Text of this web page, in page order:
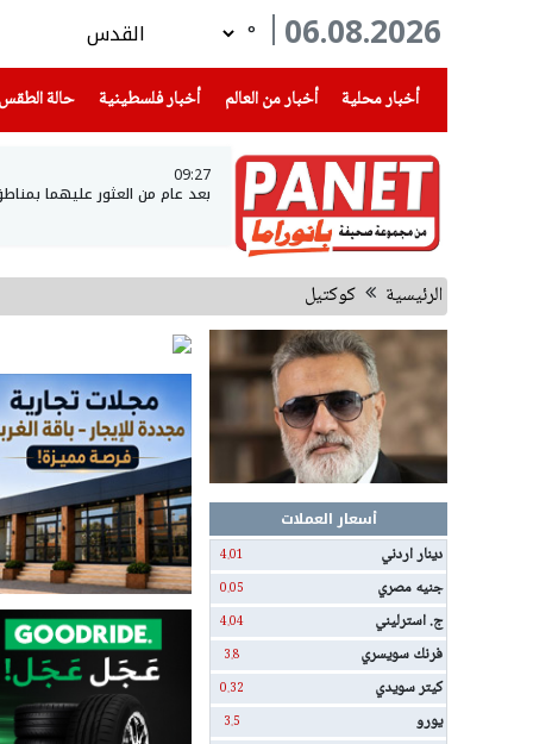
06.08.2026
°
أخبار محلية
(current) أخبار من العالم أخبار فلسطينية(current) حالة الطقس
09:27
بعد عام من العثور عليهما
الرئيسية كوكتيل
أسعار العملات
دينار اردني
4.01
جنيه مصري 0.05
ج. استرليني 4.04
فرنك سويسري 3.8
كيتر سويدي 0.32
يورو 3.5